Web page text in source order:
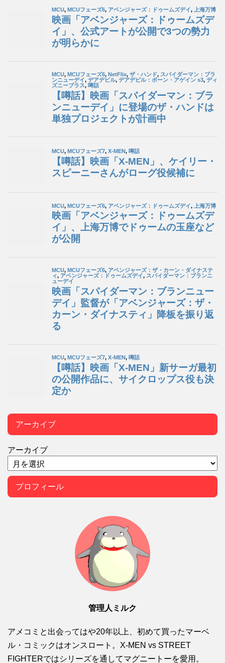
アーカイブ
アーカイブ
プロフィール
管理人ミルク
アメコミと出会ってはや20年以上、初めて買ったマーベ
ル・コミックはオンスロート。X-MEN vs STREET
FIGHTERではシリーズを通してマグニートーを愛用。